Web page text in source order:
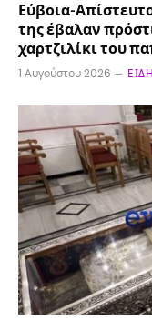
Εύβοια-
της έβαλαν
χαρτζιλίκι του
1 Αυγούστου 2026